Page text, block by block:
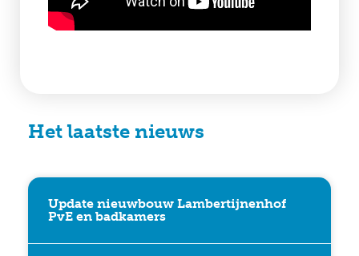
Het laatste nieuws
Update nieuwbouw Lambertijnenhof
PvE en badkamers